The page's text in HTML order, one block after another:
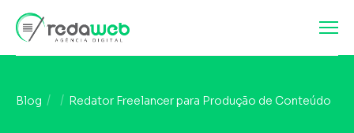
Blog Redator Freelancer para Produção de Conteúdo